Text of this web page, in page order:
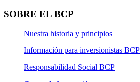
SOBRE EL BCP
Nuestra historia y principios
Información para inversionistas BCP
Responsabilidad Social BCP